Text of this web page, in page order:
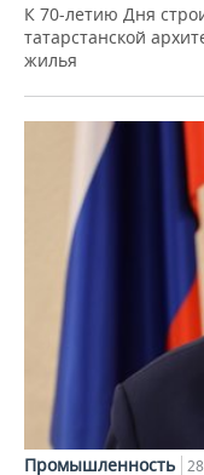
К 70-летию Дня
татарстанской
жилья
Промышленность